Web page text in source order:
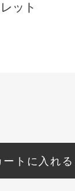
ット
ートに入れる